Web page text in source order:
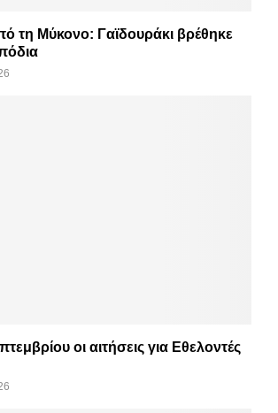
τη Μύκονο: Γαϊδουράκι βρέθηκε
οι αιτήσεις για Εθελοντές